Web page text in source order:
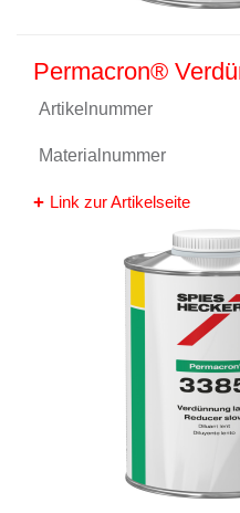
Permacron®
Artikelnummer
Materialnummer
Link zur Artikelseite